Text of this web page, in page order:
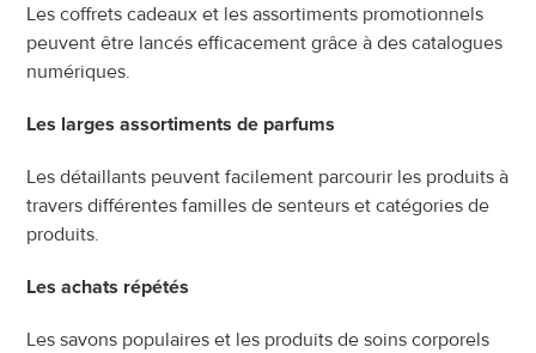
Les coffrets cadeaux et les assortiments promotionnels
peuvent être lancés efficacement grâce à des catalogues
numériques.
Les larges assortiments de parfums
Les détaillants peuvent facilement parcourir les produits à
travers différentes familles de senteurs et catégories de
produits.
Les achats répétés
Les savons populaires et les produits de soins corporels